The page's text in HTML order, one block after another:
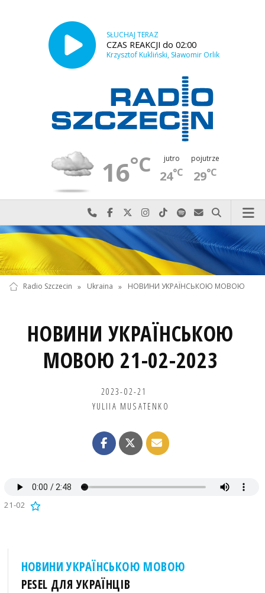
SŁUCHAJ TERAZ
CZAS REAKCJI do 02:00
Krzysztof Kukliński, Sławomir Orlik
16°C jutro
24°C
pojutrze
29°C
Najlepiej po prostu do nas zadzwoń
Odwiedź nas na Facebook-u
Odwiedź nas na X
Odwiedź nas na Instagram-ie
Odwiedź nas na TikTok-u
Szukaj nas na Spotify
Wyślij do nas
Szukaj
Radio Szczecin » Ukraina » НОВИНИ УКРАЇНСЬКОЮ МОВОЮ
НОВИНИ УКРАЇНСЬКОЮ
МОВОЮ 21-02-2023
2023-02-21
YULIIA MUSATENKO
21-02
НОВИНИ УКРАЇНСЬКОЮ МОВОЮ
PESEL ДЛЯ УКРАЇНЦІВ